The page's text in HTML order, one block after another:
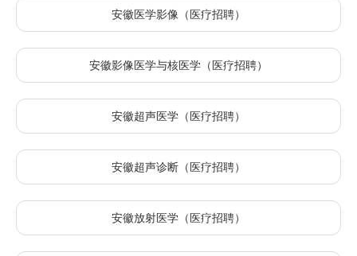
安徽医学影像（医疗招聘）
安徽影像医学与核医学（医疗招聘）
安徽超声医学（医疗招聘）
安徽超声诊断（医疗招聘）
安徽放射医学（医疗招聘）